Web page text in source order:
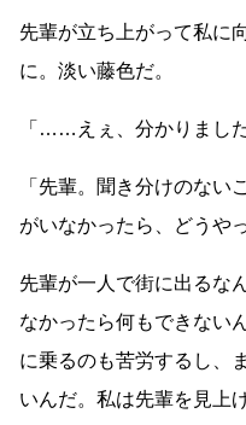
先輩が立ち上がって私に
に。淡い藤色だ。
「 …… えぇ、分かりまし
「先輩。聞き分けのない
がいなかったら、どうや
先輩が一人で街に出るな
なかったら何もできない
に乗るのも苦労するし、
いんだ。私は先輩を見上